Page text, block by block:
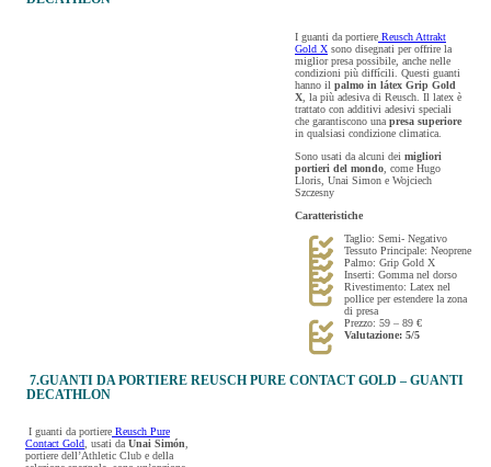
I guanti da portiere Reusch Attrakt
Gold X sono disegnati per offrire la
miglior presa possibile, anche nelle
condizioni più diffícili. Questi guanti
hanno il palmo in látex Grip Gold
X , la più adesiva di Reusch. Il latex è
trattato con additivi adesivi speciali
che garantiscono una presa superiore
in qualsiasi condizione climatica.
Sono usati da alcuni dei migliori
portieri del mondo , come Hugo
Lloris, Unai Simon e Wojciech
Szczesny
Caratteristiche
Taglio: Semi- Negativo
Tessuto Principale: Neoprene
Palmo: Grip Gold X
Inserti: Gomma nel dorso
Rivestimento: Latex nel
pollice per estendere la zona
di presa
Prezzo: 59 – 89 €
Valutazione: 5/5
7.GUANTI DA PORTIERE REUSCH PURE CONTACT GOLD – GUANTI
DECATHLON
I guanti da portiere Reusch Pure
Contact Gold, usati da Unai Simón,
portiere dell’Athletic Club e della